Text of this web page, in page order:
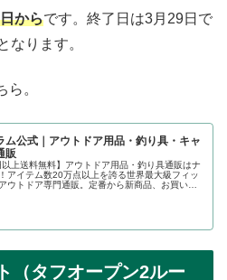
からです。終了日は3月29日で
なります。
。
ム公式｜アウトドア用品・釣り具・キャ
販
以上送料無料】アウトドア用品・釣り具通販はナ
アイテム数20万点以上を誇る世界最大級フィッ
ウトドア専門通販。定番から新商品、お買い得
（タフオープン2ルー